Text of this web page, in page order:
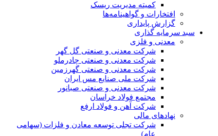
کمیته مدیریت ریسک
افتخارات و گواهینامه‌ها
گزارش پایداری
سبد سرمایه گذاری
معدنی و فلزی
شرکت معدنی و صنعتی گل گهر
شرکت معدنی و صنعتی چادرملو
شرکت معدنی و صنعتی گهرزمین
شرکت ملی صنایع مس ایران
شرکت معدنی و صنعتی صبانور
مجتمع فولاد خراسان
شرکت آهن و فولاد ارفع
نهادهای مالی
شرکت تجلی توسعه معادن و فلزات (سهامی
عام)